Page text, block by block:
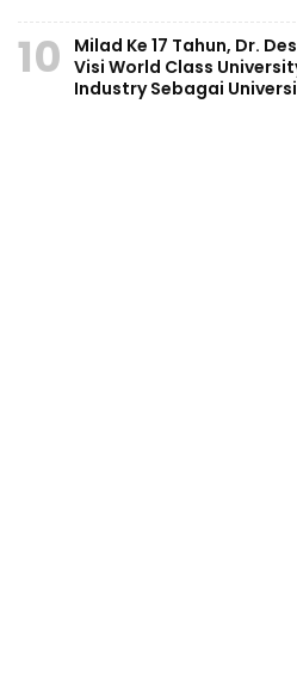
10
Milad Ke 17 Tahun, Dr.
Visi World Class
Industry Sebagai